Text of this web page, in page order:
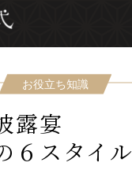
社婚ポータルサイト
J P
お役立ち知識
露宴
６スタイル